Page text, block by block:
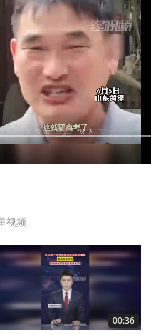
视频
00:36